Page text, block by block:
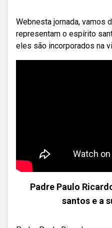
Webnesta jornada, vamos
representam o espírito
eles são incorporados na
Padre Paulo
santos e a